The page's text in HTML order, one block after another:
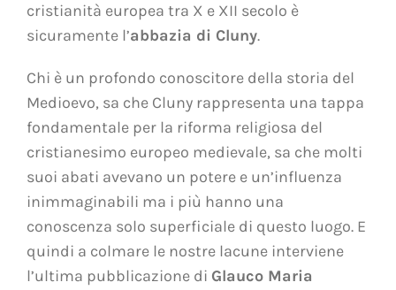
cristianità europea tra X e XII secolo è
sicuramente l’abbazia di Cluny.
Chi è un profondo conoscitore della storia del
Medioevo, sa che Cluny rappresenta una tappa
fondamentale per la riforma religiosa del
cristianesimo europeo medievale, sa che molti
suoi abati avevano un potere e un’influenza
inimmaginabili ma i più hanno una
conoscenza solo superficiale di questo luogo. E
quindi a colmare le nostre lacune interviene
l’ultima pubblicazione di Glauco Maria